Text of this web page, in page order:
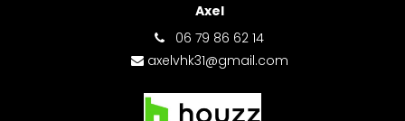
Axel
06 79 86 62 14
axelvhk31@gmail.com